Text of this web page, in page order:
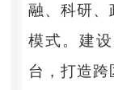
融、科研、
模式。建
台，打造跨